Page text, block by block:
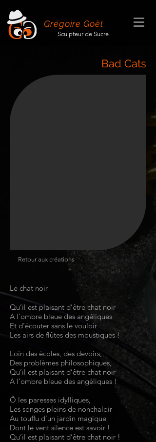
Grégoire Goël
Sculpteur de Sucre
Bad Cats
Retour aux créations
Le chat noir
Qu’il est plaisant d’être chat noir
A l’ombre bleue des angéliques
Et d’écouter sans le vouloir
Les airs de flûtes des moustiques !
Loin des écoles, des devoirs,
Des problèmes philosophiques,
Qu’il est plaisant d’être chat noir
A l’ombre bleue des angéliques !
Ô les paresses idylliques,
Les songes pleins de nonchaloir
Au touffu d’un jardin magique
Dont le vent silence est savoir !
Qu’il est plaisant d’être chat noir !